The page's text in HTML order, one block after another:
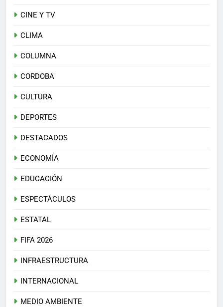
CINE Y TV
CLIMA
COLUMNA
CORDOBA
CULTURA
DEPORTES
DESTACADOS
ECONOMÍA
EDUCACIÓN
ESPECTÁCULOS
ESTATAL
FIFA 2026
INFRAESTRUCTURA
INTERNACIONAL
MEDIO AMBIENTE